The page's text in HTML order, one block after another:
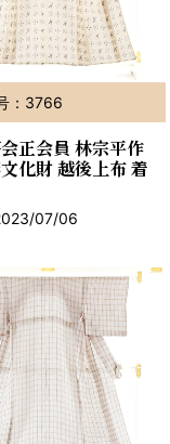
：3766
正会員 林宗平作
化財 越後上布 着
07/06